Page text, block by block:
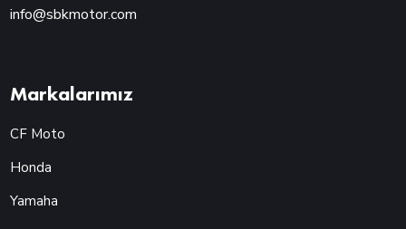
info@sbkmotor.com
Markalarımız
CF Moto
Honda
Yamaha